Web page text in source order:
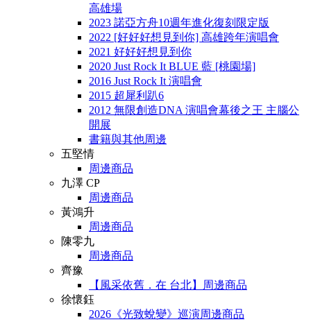
高雄場
2023 諾亞方舟10週年進化復刻限定版
2022 [好好好想見到你] 高雄跨年演唱會
2021 好好好想見到你
2020 Just Rock It BLUE 藍 [桃園場]
2016 Just Rock It 演唱會
2015 超犀利趴6
2012 無限創造DNA 演唱會幕後之王 主腦公
開展
書籍與其他周邊
五堅情
周邊商品
九澤 CP
周邊商品
黃鴻升
周邊商品
陳零九
周邊商品
齊豫
【風采依舊．在 台北】周邊商品
徐懷鈺
2026《光致蛻變》巡演周邊商品